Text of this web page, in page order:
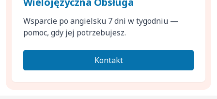
Wsparcie po angielsku 7 dni w tygodniu —
pomoc, gdy jej potrzebujesz.
Kontakt